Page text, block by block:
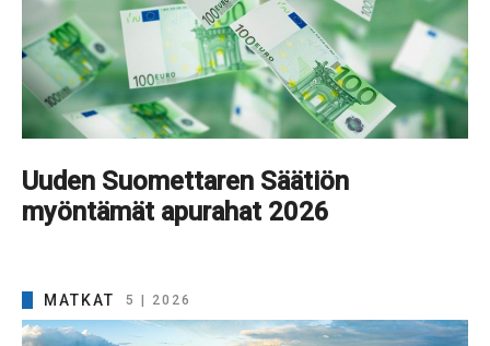
Uuden Suomettaren Säätiön
myöntämät apurahat 2026
MATKAT 5 | 2026